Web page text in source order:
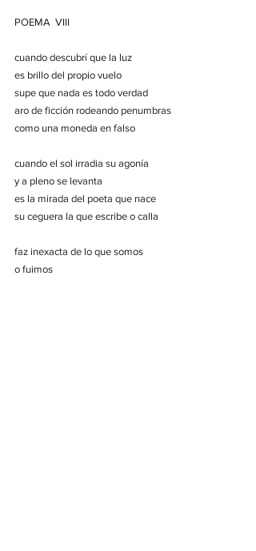
POEMA  VIII
cuando descubrí que la luz
es brillo del propio vuelo
supe que nada es todo verdad
aro de ficción rodeando penumbras
como una moneda en falso
cuando el sol irradia su agonía
y a pleno se levanta
es la mirada del poeta que nace
su ceguera la que escribe o calla
faz inexacta de lo que somos
o fuimos